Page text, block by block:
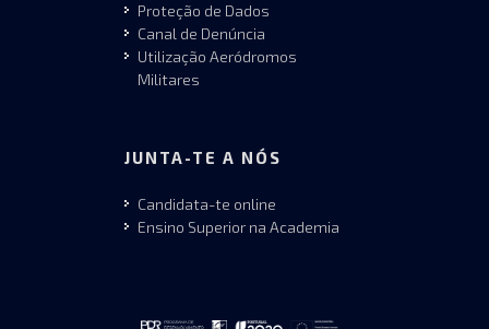
Proteção de Dados
Canal de Denúncia
Utilização Aeródromos
Militares
JUNTA-TE A NÓS
Candidata-te online
Ensino Superior na Academia